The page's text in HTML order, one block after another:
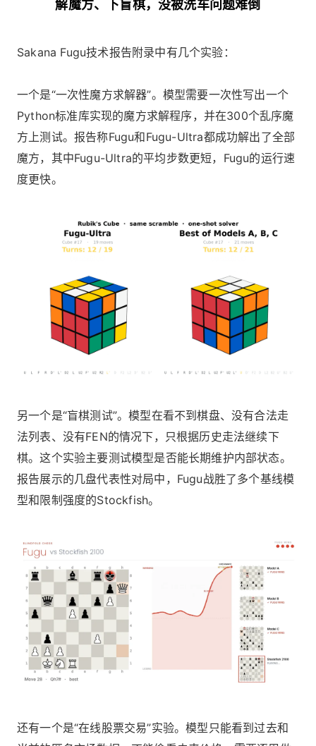
解魔方、下盲棋，没被洗车问题难倒
Sakana Fugu技术报告附录中有几个实验：
一个是“一次性魔方求解器”。模型需要一次性写出一个
Python标准库实现的魔方求解程序，并在300个乱序魔
方上测试。报告称Fugu和Fugu-Ultra都成功解出了全部
魔方，其中Fugu-Ultra的平均步数更短，Fugu的运行速
度更快。
另一个是“盲棋测试”。模型在看不到棋盘、没有合法走
法列表、没有FEN的情况下，只根据历史走法继续下
棋。这个实验主要测试模型是否能长期维护内部状态。
报告展示的几盘代表性对局中，Fugu战胜了多个基线模
型和限制强度的Stockfish。
还有一个是“在线股票交易”实验。模型只能看到过去和